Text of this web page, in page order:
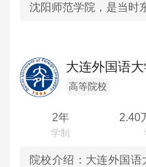
重庆
陕西
广西
沈阳师范学院，是当时
大连外国语大
高等院校
2年 2.40
院校介绍： 大连外国语